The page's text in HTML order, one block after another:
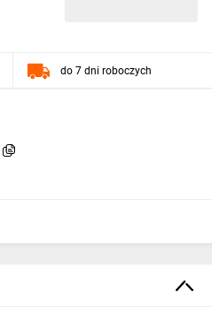
do 7 dni roboczych